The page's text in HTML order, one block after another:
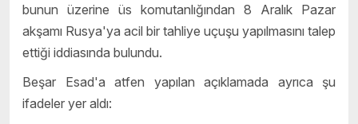
bunun üzerine üs komutanlığından 8 Aralık Pazar
akşamı Rusya'ya acil bir tahliye uçuşu yapılmasını talep
ettiği iddiasında bulundu.
Beşar Esad'a atfen yapılan açıklamada ayrıca şu
ifadeler yer aldı: